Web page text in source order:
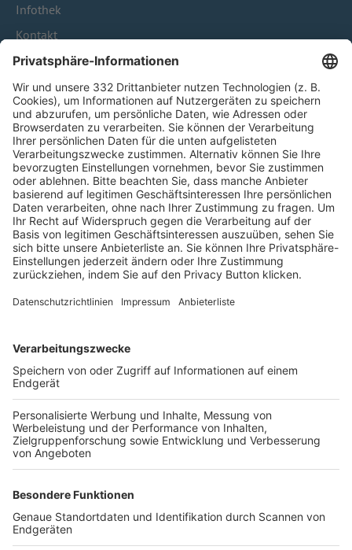
Infothek
Kontakt
HÄUFIG BESUCHTE SEITEN
Pässe und Vereinswechsel
Trainerausbildung
Schulungsangebot Vereinsmitarbeiter
BFV-Geschäftsstellen
Trainerbörse
Login SpielPlus
FOLGE DEM BFV
TOP-VEREINE
TOP-PARTNER